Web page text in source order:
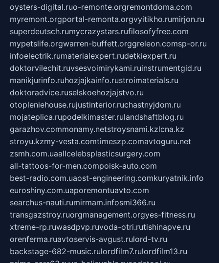
oysters-digital.ruo-remonte.orgremontdoma.com
myremont.orgportal-remonta.orgvyitikho.rumirjon.ru
superdeutsch.rumycrazystars.rufilosofyfree.com
mypetslife.orgwarren-buffett.orggreleon.comsp-or.ru
infoelectrik.rumaterialexpert.rudetkiexpert.ru
doktorvilechit.ruvsesvoimirykami.ruinstrumentgid.ru
manikjurinfo.ruhozjajkainfo.rustroimaterials.ru
doktoradvice.ruselskoehozjajstvo.ru
otopleniehouse.rujustinterior.ruchastnyjdom.ru
mojateplica.rupodelkimaster.rulandshaftblog.ru
garazhov.commonamy.netstroysnami.kzlcna.kz
stroyu.kzmy-vesta.comtimeszp.comavtoguru.net
zsmh.com.uaallcelebsplasticsurgery.com
all-tattoos-for-men.compoisk-auto.com
best-radio.com.uaost-engineering.comkuryatnik.info
euroshiny.com.uaporemontuavto.com
searchus-nauti.rumirmam.infosmi366.ru
transgazstroy.ruorgmanagement.orgyes-fitness.ru
xtreme-rp.ruwasdpvp.ruvoda-otri.rutishinapve.ru
orenferma.ruavtoservis-avgust.rulord-tv.ru
backstage-682-music.rulordfilm7.rulordfilm13.ru